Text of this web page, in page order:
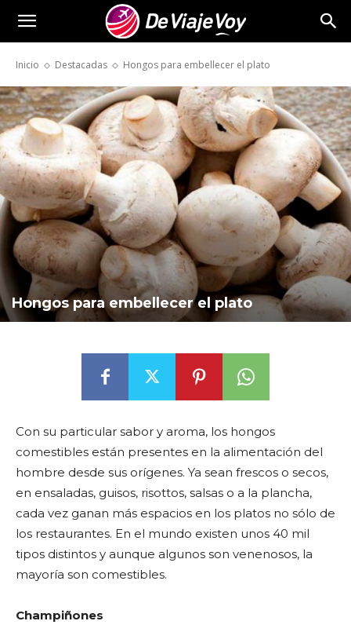
Viaje
Voy
Inicio Destacadas Hongos para embellecer el plato
Hongos para embellecer el plato
Con su particular sabor y aroma, los hongos
comestibles están presentes en la alimentación del
hombre desde sus orígenes. Ya sean frescos o secos,
en ensaladas, guisos, risottos, salsas o a la plancha,
cada vez ganan más espacios en los platos no sólo de
los restaurantes. En el mundo existen unos 40 mil
tipos distintos y aunque algunos son venenosos, la
mayoría son comestibles.
Champiñones